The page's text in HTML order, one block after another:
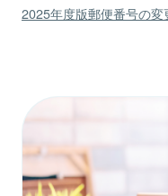
2025年度版郵便番号の変